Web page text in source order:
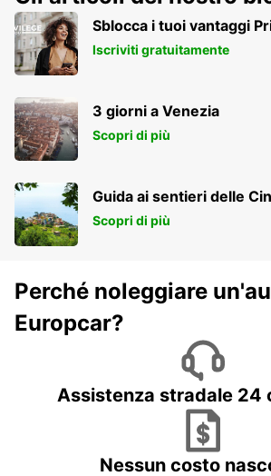
Sblocca i tuoi vantaggi
Iscriviti gratuitamente
3 giorni a Venezia
Scopri di più
Guida ai sentieri delle
Scopri di più
Perché noleggiare
Europcar?
Assistenza stradale 24
Nessun costo